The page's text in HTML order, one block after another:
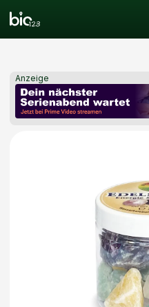
Anzeige